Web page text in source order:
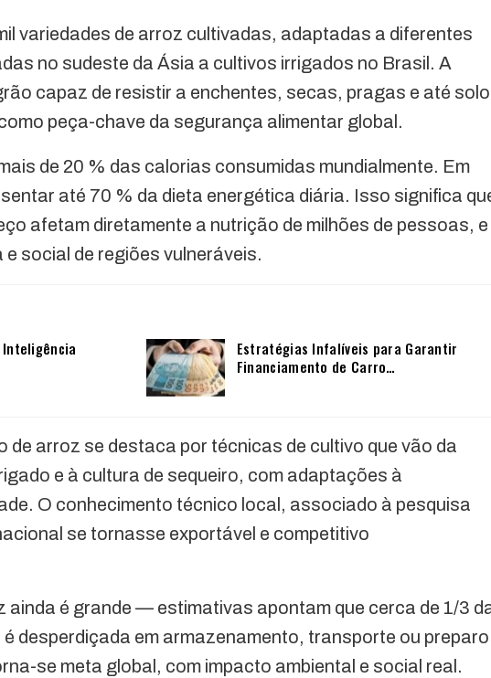
variedades de arroz cultivadas, adaptadas a diferentes
no sudeste da Ásia a cultivos irrigados no Brasil. A
capaz de resistir a enchentes, secas, pragas e até
peça-chave da segurança alimentar global.
de 20 % das calorias consumidas mundialmente. Em
até 70 % da dieta energética diária. Isso significa
afetam diretamente a nutrição de milhões de pessoas, e
social de regiões vulneráveis.
Estratégias Infalíveis para Garantir
Financiamento de Carro…
de arroz se destaca por técnicas de cultivo que vão da
e à cultura de sequeiro, com adaptações à
O conhecimento técnico local, associado à pesquisa
se tornasse exportável e competitivo
ainda é grande — estimativas apontam que cerca de 1/3
é desperdiçada em armazenamento, transporte ou
se meta global, com impacto ambiental e social real.